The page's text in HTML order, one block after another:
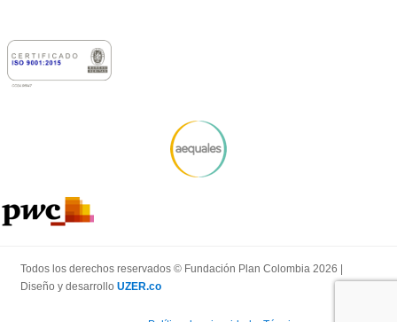
Todos los derechos reservados © Fundación Plan Colombia 2026 |
Diseño y desarrollo UZER.co